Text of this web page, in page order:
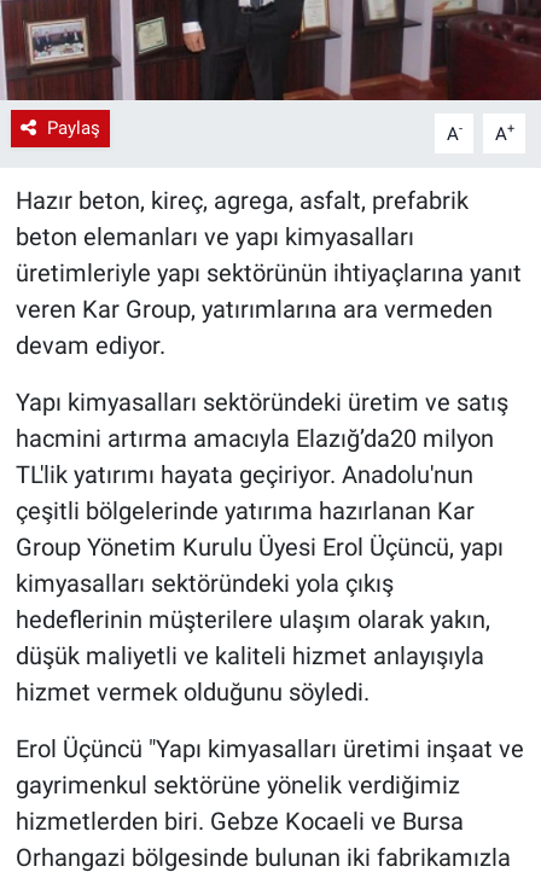
Paylaş A- A+
Hazır beton, kireç, agrega, asfalt, prefabrik
beton elemanları ve yapı kimyasalları
üretimleriyle yapı sektörünün ihtiyaçlarına yanıt
veren Kar Group, yatırımlarına ara vermeden
devam ediyor.
Yapı kimyasalları sektöründeki üretim ve satış
hacmini artırma amacıyla Elazığ’da20 milyon
TL'lik yatırımı hayata geçiriyor. Anadolu'nun
çeşitli bölgelerinde yatırıma hazırlanan Kar
Group Yönetim Kurulu Üyesi Erol Üçüncü, yapı
kimyasalları sektöründeki yola çıkış
hedeflerinin müşterilere ulaşım olarak yakın,
düşük maliyetli ve kaliteli hizmet anlayışıyla
hizmet vermek olduğunu söyledi.
Erol Üçüncü "Yapı kimyasalları üretimi inşaat ve
gayrimenkul sektörüne yönelik verdiğimiz
hizmetlerden biri. Gebze Kocaeli ve Bursa
Orhangazi bölgesinde bulunan iki fabrikamızla